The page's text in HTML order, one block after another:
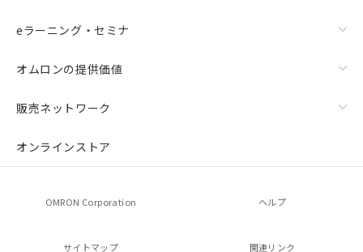
eラーニング・セミナ
オムロンの提供価値
販売ネットワーク
オンラインストア
OMRON Corporation ヘルプ
サイトマップ 関連リンク